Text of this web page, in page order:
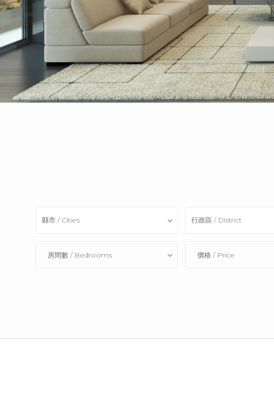
縣市 / Cities 行政區 / District
房間數 / Bedrooms 價格 / Price